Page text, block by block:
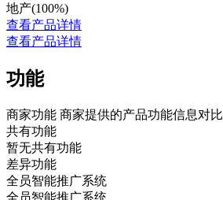
地产(100%)
查看产品详情
查看产品详情
功能
商家功能 商家提供的产品功能信息对比
共有功能
暂无共有功能
差异功能
全员智能推广系统
全员智能推广系统